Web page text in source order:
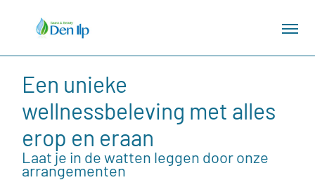
Een unieke
wellnessbeleving met alles
erop en eraan
Laat je in de watten leggen door onze
arrangementen